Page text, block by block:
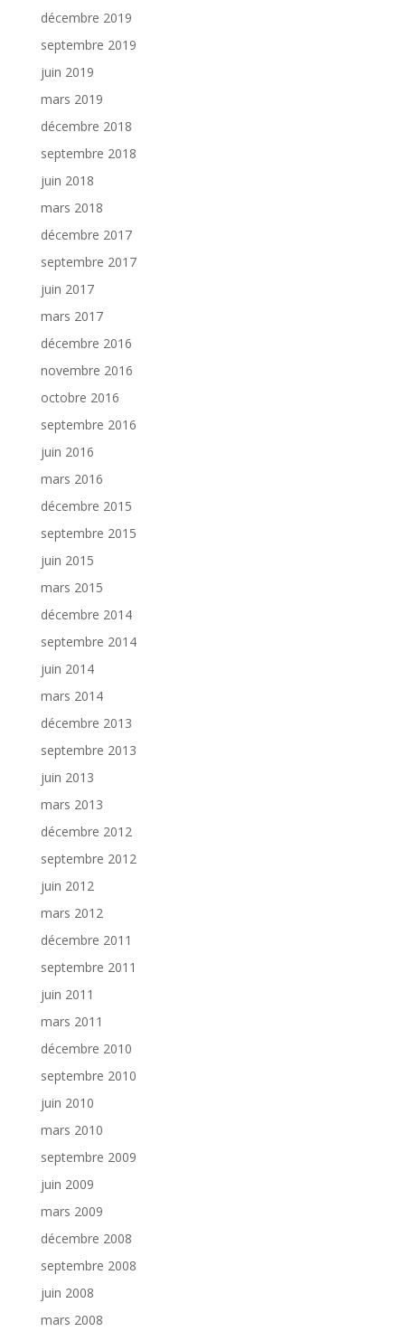
décembre 2019
septembre 2019
juin 2019
mars 2019
décembre 2018
septembre 2018
juin 2018
mars 2018
décembre 2017
septembre 2017
juin 2017
mars 2017
décembre 2016
novembre 2016
octobre 2016
septembre 2016
juin 2016
mars 2016
décembre 2015
septembre 2015
juin 2015
mars 2015
décembre 2014
septembre 2014
juin 2014
mars 2014
décembre 2013
septembre 2013
juin 2013
mars 2013
décembre 2012
septembre 2012
juin 2012
mars 2012
décembre 2011
septembre 2011
juin 2011
mars 2011
décembre 2010
septembre 2010
juin 2010
mars 2010
septembre 2009
juin 2009
mars 2009
décembre 2008
septembre 2008
juin 2008
mars 2008